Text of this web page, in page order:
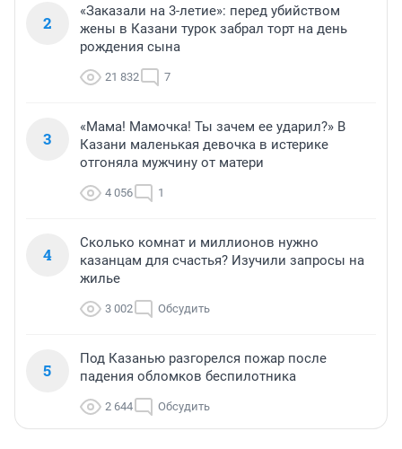
2
«Заказали на 3-летие»: перед убийством
жены в Казани турок забрал торт на день
рождения сына
21 832 7
3
«Мама! Мамочка! Ты зачем ее ударил?» В
Казани маленькая девочка в истерике
отгоняла мужчину от матери
4 056 1
4
Сколько комнат и миллионов нужно
казанцам для счастья? Изучили запросы на
жилье
3 002 Обсудить
5
Под Казанью разгорелся пожар после
падения обломков беспилотника
2 644 Обсудить